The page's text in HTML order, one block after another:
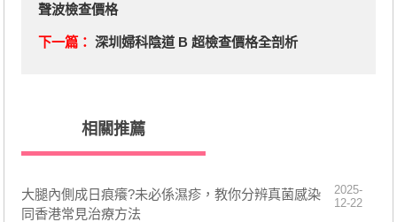
聲波檢查價格
下一篇： 深圳婦科陰道 B 超檢查價格全剖析
相關推薦
大腿內側成日痕癢?未必係濕疹，教你分辨真菌感染
同香港常見治療方法
2025-
12-22